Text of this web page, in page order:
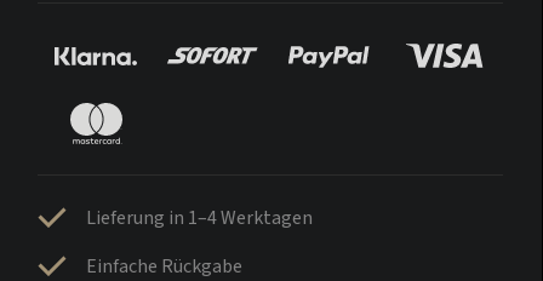
Lieferung in 1–4 Werktagen
Einfache Rückgabe